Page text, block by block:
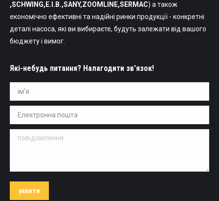
,SCHWING,Е.І.В.,SANY,ZOOMLINE,SERMAC) а також
економічно ефективні та надійні ринки продукції - конкретні
деталі насоса, які ви вибираєте, будуть залежати від вашого
бюджету і вимог.
Які-небудь питання? Налагодити зв'язок!
ім'я *
Електронна пошта *
повідомлення
уявити